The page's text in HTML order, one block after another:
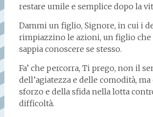
restare umile e semplice dopo la
Dammi un figlio, Signore, in cui i
rimpiazzino le azioni, un figlio che
sappia conoscere se stesso.
Fa’ che percorra, Ti prego, non il
dell’agiatezza e delle comodità,
sforzo e della sfida nella lotta
difficoltà.